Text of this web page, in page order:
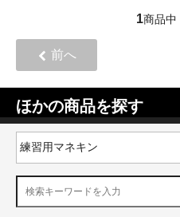
1商品中
前へ
ほかの商品を探す